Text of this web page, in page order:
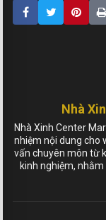
Nhà
Nhà Xinh Center
nhiệm nội dung cho
vấn chuyên môn từ
kinh nghiệm,